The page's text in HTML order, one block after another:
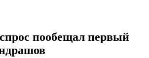
пообещал первый